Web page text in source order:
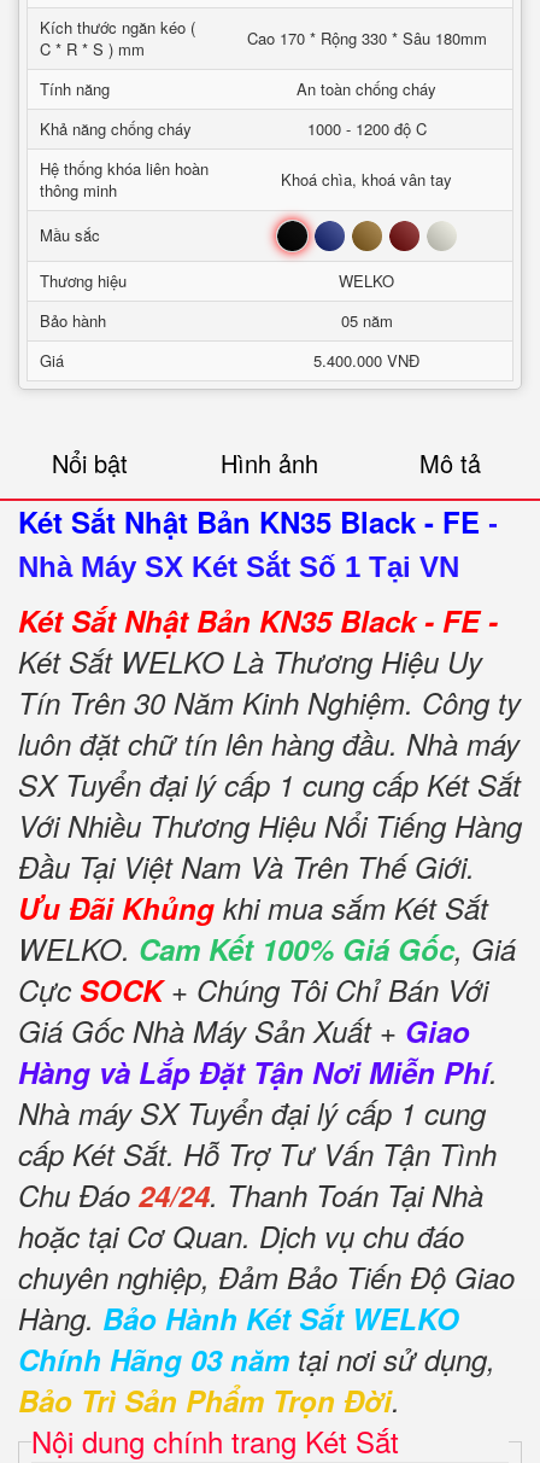
Kích thước ngăn kéo (
C * R * S ) mm
Cao 170 * Rộng 330 * Sâu 180mm
Tính năng
An toàn chống cháy
Khả năng chống cháy
1000 - 1200 độ C
Hệ thống khóa liên hoàn
thông minh
Khoá chìa, khoá vân tay
Mầu sắc Đen Xanh Nâu Đỏ Trắng
Thương hiệu
WELKO
Bảo hành
05 năm
Giá
5.400.000 VNĐ
Nổi bật Hình ảnh Mô tả
Két Sắt Nhật Bản KN35 Black - FE -
Nhà Máy SX Két Sắt Số 1 Tại VN
Két Sắt Nhật Bản KN35 Black - FE -
Két Sắt WELKO Là Thương Hiệu Uy
Tín Trên 30 Năm Kinh Nghiệm. Công ty
luôn đặt chữ tín lên hàng đầu. Nhà máy
SX Tuyển đại lý cấp 1 cung cấp Két Sắt
Với Nhiều Thương Hiệu Nổi Tiếng Hàng
Đầu Tại Việt Nam Và Trên Thế Giới.
Ưu Đãi Khủng khi mua sắm Két Sắt
WELKO. Cam Kết 100% Giá Gốc, Giá
Cực SOCK+ Chúng Tôi Chỉ Bán Với
Giá Gốc Nhà Máy Sản Xuất + Giao
Hàng và Lắp Đặt Tận Nơi Miễn Phí.
Nhà máy SX Tuyển đại lý cấp 1 cung
cấp Két Sắt. Hỗ Trợ Tư Vấn Tận Tình
Chu Đáo 24/24. Thanh Toán Tại Nhà
hoặc tại Cơ Quan. Dịch vụ chu đáo
chuyên nghiệp, Đảm Bảo Tiến Độ Giao
Hàng. Bảo Hành Két Sắt WELKO
Chính Hãng 03 năm tại nơi sử dụng,
Bảo Trì Sản Phẩm Trọn Đời.
Nội dung chính trang Két Sắt